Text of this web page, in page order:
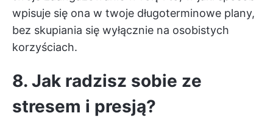
wpisuje się ona w twoje długoterminowe plany,
bez skupiania się wyłącznie na osobistych
korzyściach.
8. Jak radzisz sobie ze
stresem i presją?